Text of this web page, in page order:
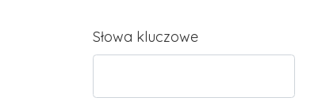
Słowa kluczowe